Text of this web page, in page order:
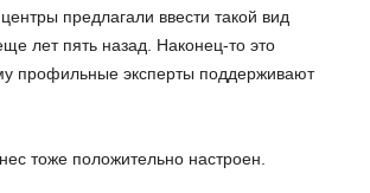
предлагали ввести такой вид
лет пять назад. Наконец-то это
профильные эксперты поддерживают
тоже положительно настроен.